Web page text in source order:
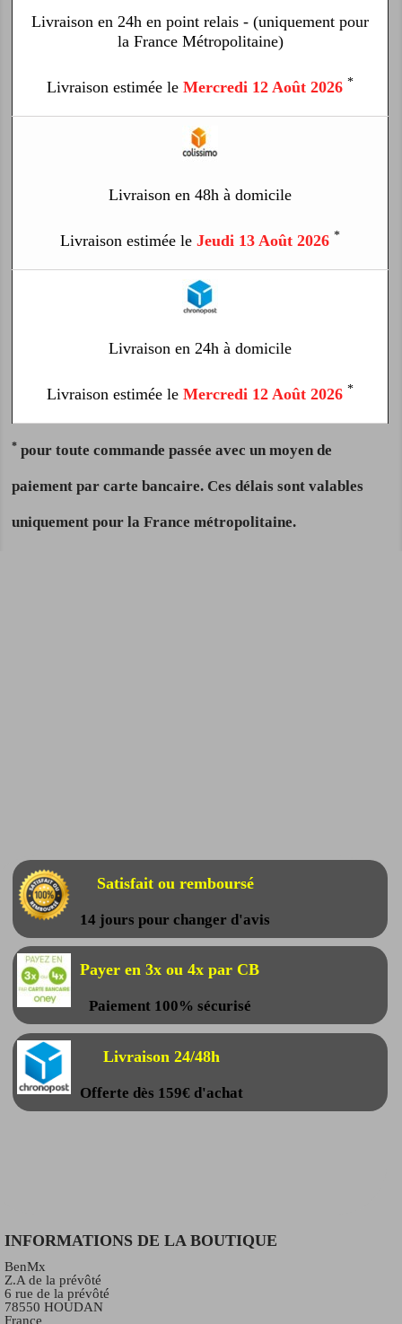
Livraison en 24h en point relais - (uniquement pour
la France Métropolitaine)
Livraison estimée le Mercredi 12 Août 2026 *
Livraison en 48h à domicile
Livraison estimée le Jeudi 13 Août 2026 *
Livraison en 24h à domicile
Livraison estimée le Mercredi 12 Août 2026 *
* pour toute commande passée avec un moyen de
paiement par carte bancaire. Ces délais sont valables
uniquement pour la France métropolitaine.
Satisfait ou remboursé
14 jours pour changer d'avis
Payer en 3x ou 4x par CB
Paiement 100% sécurisé
Livraison 24/48h
Offerte dès 159€ d'achat
INFORMATIONS DE LA BOUTIQUE
BenMx
Z.A de la prévôté
6 rue de la prévôté
78550 HOUDAN
France